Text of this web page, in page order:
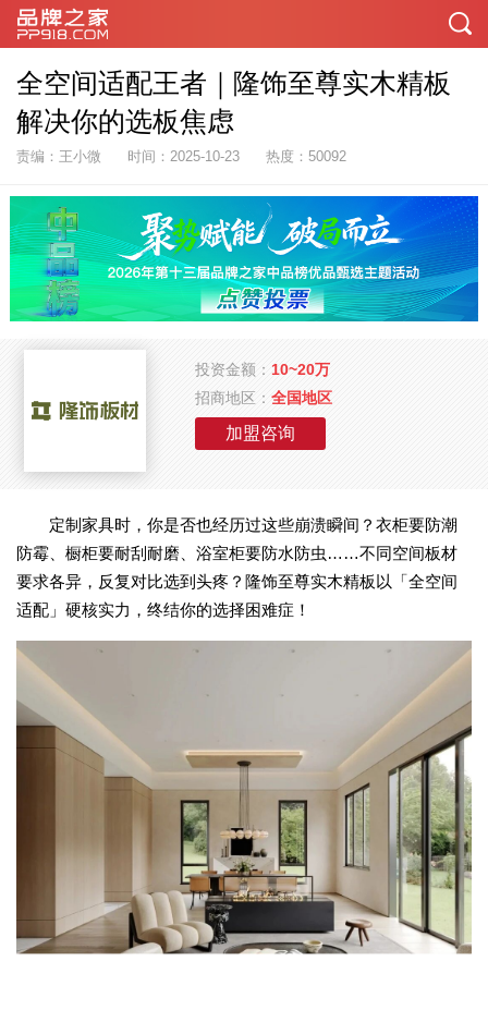
全空间适配王者｜隆饰至尊实木精板
解决你的选板焦虑
责编：王小微 时间：2025-10-23 热度：50092
投资金额： 10~20万
招商地区：全国地区
加盟咨询
定制家具时，你是否也经历过这些崩溃瞬间？衣柜要防潮
防霉、橱柜要耐刮耐磨、浴室柜要防水防虫 ……不同空间板材
要求各异，反复对比选到头疼？隆饰至尊实木精板以「全空间
适配」硬核实力，终结你的选择困难症！